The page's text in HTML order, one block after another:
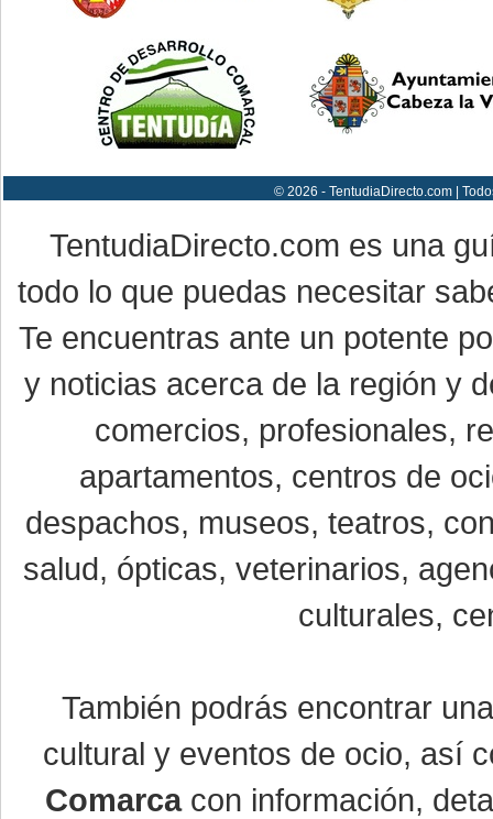
© 2026 - TentudiaDirecto.com |
TentudiaDirecto.com es una
todo lo que puedas necesitar
Te encuentras ante un potente
y noticias acerca de la región y
comercios, profesionales,
apartamentos, centros de
despachos, museos, teatros,
salud, ópticas, veterinarios,
culturales,
También podrás encontrar
cultural y eventos de ocio, así
Comarcacon información,